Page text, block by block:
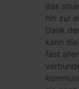
das
hin zur
Dank
kann
fast